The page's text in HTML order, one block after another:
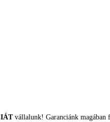
vállalunk! Garanciánk magában